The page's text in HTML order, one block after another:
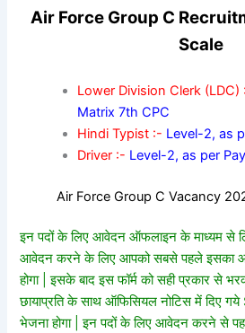
Air Force Group C
Scale
Lower Division Clerk (LDC)
Matrix 7th CPC
Hindi Typist :- Level-2, as
Driver :- Level-2, as per
Air Force Group C Vacancy
इन पदों के लिए आवेदन ऑफलाइन के माध्यम से
आवेदन करने के लिए आपको सबसे पहले इसका
होगा | इसके बाद इस फॉर्म को सही प्रकार से
छायाप्रति के साथ ऑफिसियल नोटिस में दिए
भेजना होगा | इन पदों के लिए आवेदन करने से